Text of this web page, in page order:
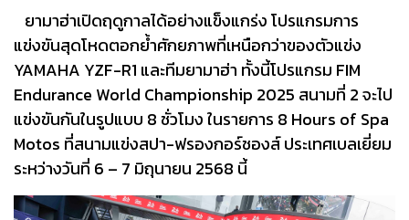
ยามาฮ่าเปิดฤดูกาลได้อย่างแข็งแกร่ง โปรแกรมการ
แข่งขันสุดโหดตอกย้ำศักยภาพที่เหนือกว่าของตัวแข่ง
YAMAHA YZF-R1 และทีมยามาฮ่า ทั้งนี้โปรแกรม FIM
Endurance World Championship 2025 สนามที่ 2 จะไป
แข่งขันกันในรูปแบบ 8 ชั่วโมง ในรายการ 8 Hours of Spa
Motos ที่สนามแข่งสปา-ฟรองกอร์ชองส์ ประเทศเบลเยี่ยม
ระหว่างวันที่ 6 – 7 มิถุนายน 2568 นี้